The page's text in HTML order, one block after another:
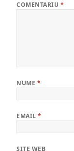
COMENTARIU *
NUME *
EMAIL*
SITE WEB